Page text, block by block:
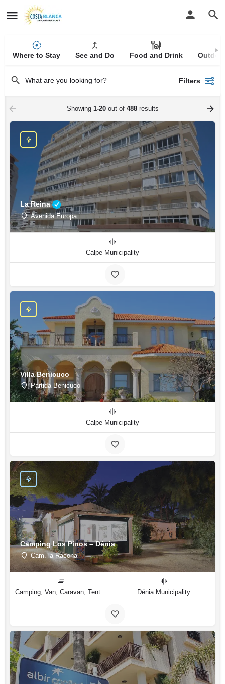
Where to Stay See and Do Food and Drink
Filters
Showing 1-20out of 488results
La Reina
Avenida Europa
Calpe Municipality
Villa Benicuco
Partida Benicuco
Calpe Municipality
Camping Los Pinos – Dénia
Cam. la Racona
Camping, Van, Caravan, Tent Type Dénia Municipality